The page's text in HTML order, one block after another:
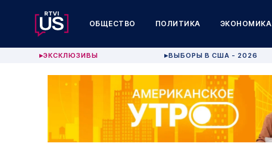
ОБЩЕСТВО ПОЛИТИКА ЭКОНОМИКА
▶ЭКСКЛЮЗИВЫ ▶ВЫБОРЫ В США - 2026